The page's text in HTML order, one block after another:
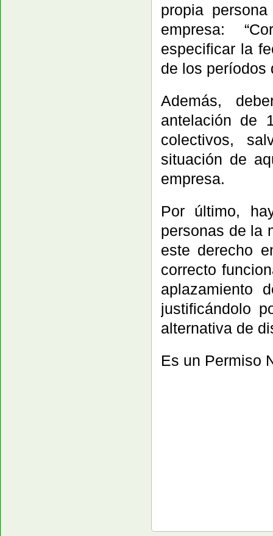
propia
empresa:
especificar la
de los períodos
Además,
antelación de
colectivos,
situación de
empresa.
Por último,
personas de la
este derecho
correcto
aplazamiento
justificándolo
alternativa de
Es un Permiso